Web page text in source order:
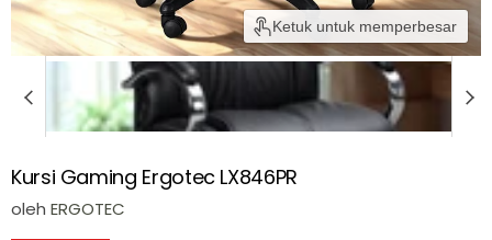
Ketuk untuk memperbesar
Kursi Gaming Ergotec LX846PR
oleh ERGOTEC